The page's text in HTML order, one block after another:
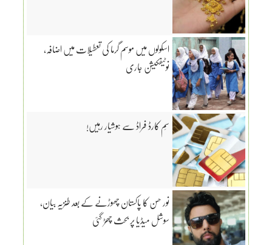
اسکولوں میں موسم گرما کی تعطیلات میں اضافہ،
نوٹیفکیشن جاری
سِم کارڈ فراڈ سے ہوشیار رہیں!
نور حسن کا پاکستان چھوڑنے کے بعد طنزیہ بیان،
سوشل میڈیا پر بحث چھڑ گئی